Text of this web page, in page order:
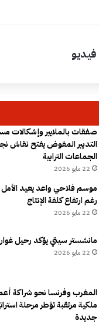
فيديو
صفقات بالملايير وإشكالات
التدبير المفوض يفتح نقاش
الجماعات الترابية
22 مايو 2026
موسم فلاحي واعد يعيد الأمل
رغم ارتفاع كلفة الإنتاج
22 مايو 2026
مانشستر سيتي يؤكد رحيل
22 مايو 2026
المغرب وفرنسا نحو شراكة
ملكية مرتقبة تؤطر مرحلة
جديدة